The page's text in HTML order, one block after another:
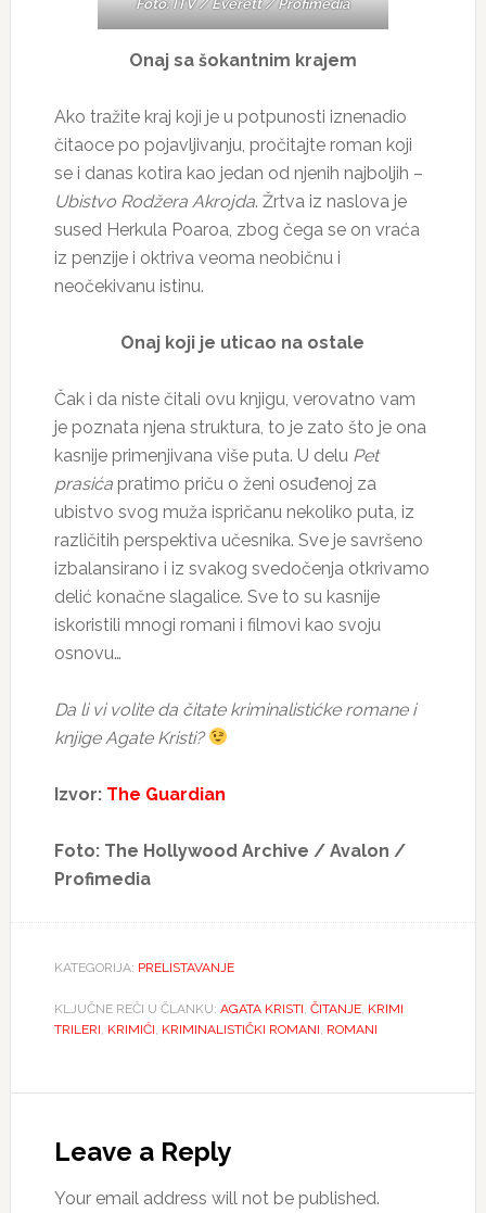
Foto: ITV / Everett / Profimedia
Onaj sa šokantnim krajem
Ako tražite kraj koji je u potpunosti iznenadio
čitaoce po pojavljivanju, pročitajte roman koji
se i danas kotira kao jedan od njenih najboljih –
Ubistvo Rodžera Akrojda. Žrtva iz naslova je
sused Herkula Poaroa, zbog čega se on vraća
iz penzije i oktriva veoma neobičnu i
neočekivanu istinu.
Onaj koji je uticao na ostale
Čak i da niste čitali ovu knjigu, verovatno vam
je poznata njena struktura, to je zato što je ona
kasnije primenjivana više puta. U delu Pet
prasićapratimo priču o ženi osuđenoj za
ubistvo svog muža ispričanu nekoliko puta, iz
različitih perspektiva učesnika. Sve je savršeno
izbalansirano i iz svakog svedočenja otkrivamo
delić konačne slagalice. Sve to su kasnije
iskoristili mnogi romani i filmovi kao svoju
osnovu…
Da li vi volite da čitate kriminalistićke romane i
knjige Agate Kristi?
Izvor: The Guardian
Foto: The Hollywood Archive / Avalon /
Profimedia
KATEGORIJA: PRELISTAVANJE
KLJUČNE REČI U ČLANKU: AGATA KRISTI, ČITANJE, KRIMI
TRILERI, KRIMIĆI, KRIMINALISTIČKI ROMANI, ROMANI
Interactions
Leave a Reply
Your email address will not be published.